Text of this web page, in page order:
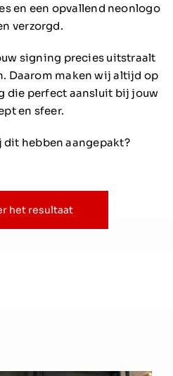
en een opvallend neonlogo
verzorgd.
signing precies uitstraalt
Daarom maken wij altijd op
die perfect aansluit bij jouw
en sfeer.
dit hebben aangepakt?
het resultaat